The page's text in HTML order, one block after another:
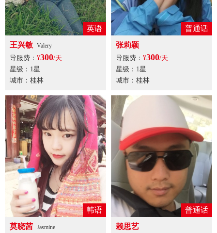
英语
王兴敏 Valery
导服费： ¥300/天
星级：1星
城市：桂林
普通话
张莉颖
导服费： ¥300/天
星级：1星
城市：桂林
韩语
莫晓茜 Jasmine
普通话
赖思艺